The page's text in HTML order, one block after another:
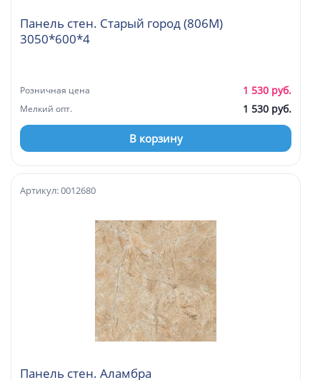
Панель стен. Старый город (806М)
3050*600*4
Розничная цена 1 530 руб.
Мелкий опт. 1 530 руб.
В корзину
Панель стен. Аламбра
Артикул: 0012680